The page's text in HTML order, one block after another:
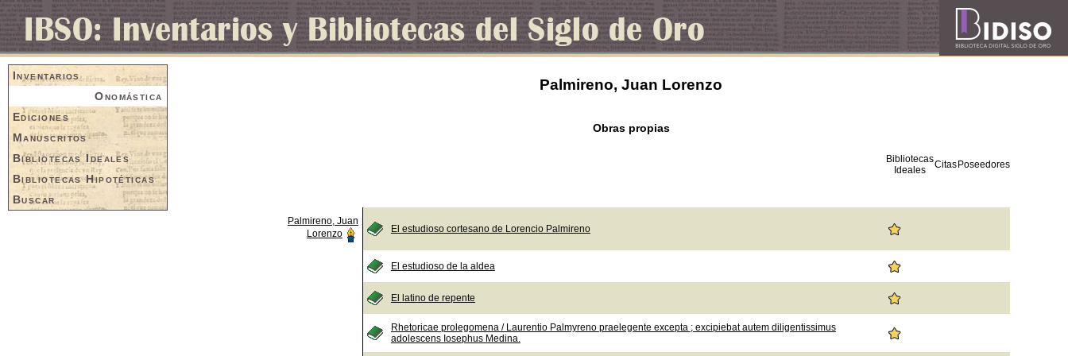
Inventarios
Onomástica
Ediciones
Manuscritos
Bibliotecas Ideales
Bibliotecas Hipotéticas
Buscar
Palmireno, Juan Lorenzo
Obras propias
Bibliotecas
Ideales
Citas Poseedores
Palmireno, Juan
Lorenzo
El estudioso cortesano de Lorencio Palmireno
El estudioso de la aldea
El latino de repente
Rhetoricae prolegomena / Laurentio Palmyreno praelegente excepta ; excipiebat autem diligentissimus
adolescens Iosephus Medina.